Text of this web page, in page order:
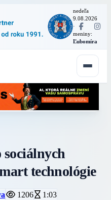
nedeľa
9.08.2026
·
meniny:
Ľubomíra
technológie
1206 1:03